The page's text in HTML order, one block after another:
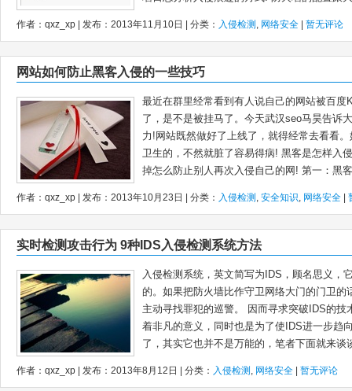
作者：qxz_xp | 发布：2013年11月10日 | 分类： 入侵检测 , 网络安全 暂无评论
网站如何防止黑客入侵的一些技巧
最近在群里经常看到有人说自己的网站被百
了，是不是被挂马了。今天武汉seo马昊告诉
力!网站既然做好了上线了，就得经常去看看
卫生的，不然就脏了容易得病! 黑客是怎样入
掉怎么防止别人再次入侵自己的网! 第一：黑
作者：qxz_xp | 发布：2013年10月23日 | 分类： 入侵检测 , 安全知识, 网络安全
实时检测攻击行为 9种IDS入侵检测系统方法
入侵检测系统，英文简写为IDS，顾名思义，
的。如果把防火墙比作守卫网络大门的门卫
主动寻找罪犯的巡警。 因而寻求突破IDS的
着非凡的意义，同时也是为了使IDS进一步趋
了，其实它也并不是万能的，笔者下面就来谈
作者：qxz_xp | 发布：2013年8月12日 | 分类： 入侵检测 , 网络安全 暂无评论